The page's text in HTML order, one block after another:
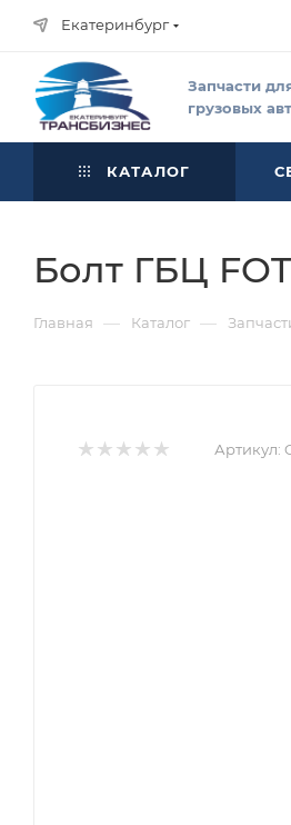
Екатеринбург
Запчасти
грузовых
КАТАЛОГ
Болт ГБЦ
Главная — Каталог —
Артикул: